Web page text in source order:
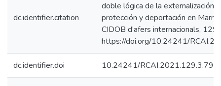
dc.identifier.citation
doble lógica de la externalización
protección y deportación en
CIDOB d’afers internacionals, 129.
https://doi.org/10.24241/
dc.identifier.doi 10.24241/RCAI.2021.129.3.79